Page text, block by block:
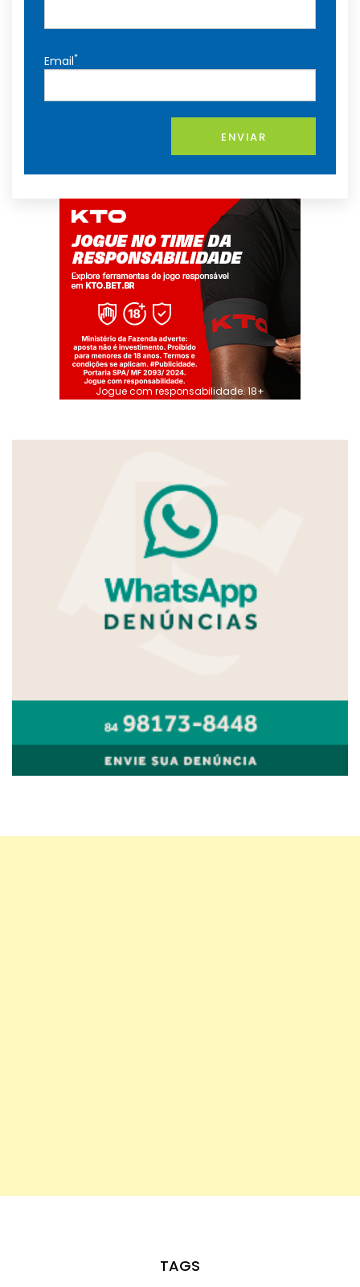
Email*
ENVIAR
Jogue com responsabilidade. 18+
TAGS